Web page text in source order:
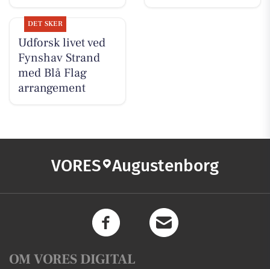
DET SKER
Udforsk livet ved
Fynshav Strand
med Blå Flag
arrangement
VORES Augustenborg
OM VORES DIGITAL